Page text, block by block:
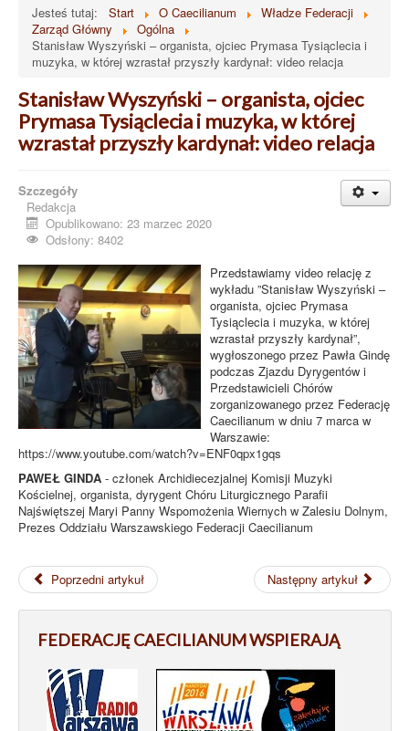
Jesteś tutaj: Start O Caecilianum
Władze Federacji
Zarząd Główny
Ogólna
Stanisław Wyszyński – organista, ojciec Prymasa Tysiąclecia i
muzyka, w której wzrastał przyszły kardynał: video relacja
Stanisław Wyszyński – organista, ojciec
Prymasa Tysiąclecia i muzyka, w której
wzrastał przyszły kardynał: video relacja
Szczegóły
Redakcja
Opublikowano: 23 marzec 2020
Odsłony: 8402
Przedstawiamy video relację z
wykładu ”Stanisław Wyszyński –
organista, ojciec Prymasa
Tysiąclecia i muzyka, w której
wzrastał przyszły kardynał”,
wygłoszonego przez Pawła Gindę
podczas Zjazdu Dyrygentów i
Przedstawicieli Chórów
zorganizowanego przez Federację
Caecilianum w dniu 7 marca w
Warszawie:
https://www.youtube.com/watch?v=ENF0qpx1gqs
PAWEŁ GINDA - członek Archidiecezjalnej Komisji Muzyki
Kościelnej, organista, dyrygent Chóru Liturgicznego Parafii
Najświętszej Maryi Panny Wspomożenia Wiernych w Zalesiu Dolnym,
Prezes Oddziału Warszawskiego Federacji Caecilianum
Poprzedni artykuł Następny artykuł
FEDERACJĘ CAECILIANUM WSPIERAJĄ